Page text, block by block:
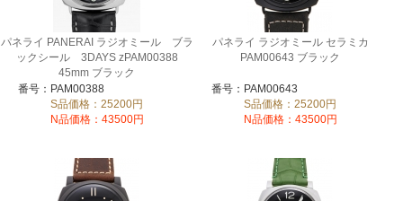
パネライ PANERAI ラジオミール ブラ
ックシール 3DAYS zPAM00388
45mm ブラック
番号：PAM00388
S品価格：25200円
N品価格：43500円
パネライ ラジオミール セラミカ
PAM00643 ブラック
番号：PAM00643
S品価格：25200円
N品価格：43500円